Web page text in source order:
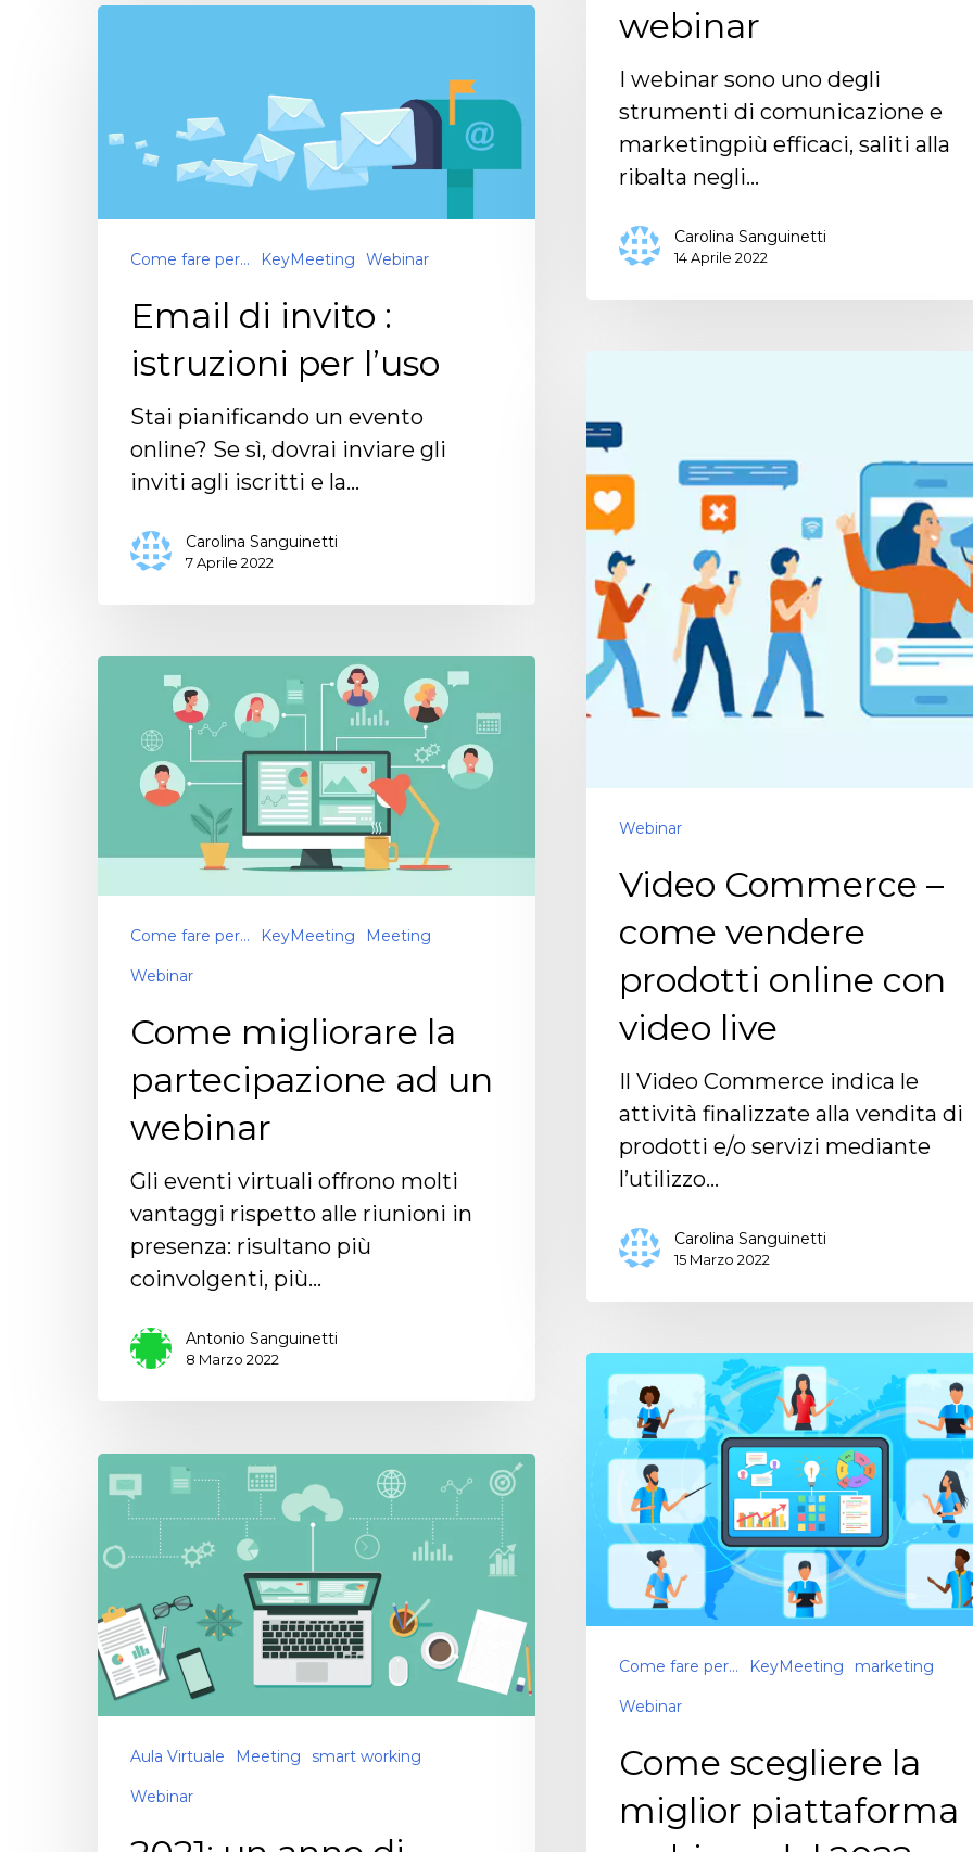
webinar
I webinar sono uno degli
strumenti di comunicazione e
marketingpiù efficaci, saliti alla
ribalta negli…
Carolina Sanguinetti
14 Aprile 2022
Come fare per... KeyMeeting Webinar
Email di invito :
istruzioni per l’uso
Stai pianificando un evento
online? Se sì, dovrai inviare gli
inviti agli iscritti e la…
Carolina Sanguinetti
7 Aprile 2022
Webinar
Video Commerce –
come vendere
prodotti online con
video live
Il Video Commerce indica le
attività finalizzate alla vendita di
prodotti e/o servizi mediante
l’utilizzo…
Carolina Sanguinetti
15 Marzo 2022
Come fare per... KeyMeeting Meeting
Webinar
Come migliorare la
partecipazione ad un
webinar
Gli eventi virtuali offrono molti
vantaggi rispetto alle riunioni in
presenza: risultano più
coinvolgenti, più…
Antonio Sanguinetti
8 Marzo 2022
Come fare per... KeyMeeting marketing
Webinar
Come scegliere la
miglior piattaforma
Aula Virtuale Meeting smart working
Webinar